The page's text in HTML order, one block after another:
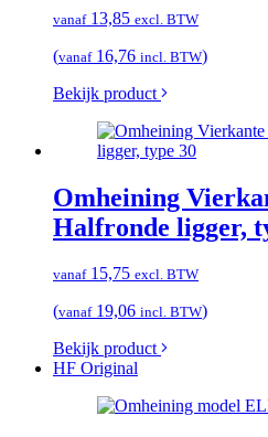
vanaf13,85 excl. BTW
(vanaf16,76 incl. BTW)
Bekijk product
Omheining
Halfronde ligger,
vanaf15,75 excl. BTW
(vanaf19,06 incl. BTW)
Bekijk product
HF Original